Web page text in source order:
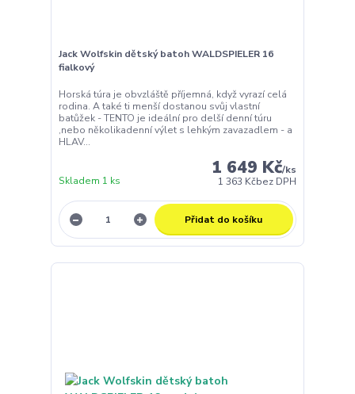
Jack Wolfskin dětský batoh WALDSPIELER 16
fialkový
Horská túra je obvzláště příjemná, když vyrazí celá
rodina. A také ti menší dostanou svůj vlastní
batůžek - TENTO je ideální pro delší denní túru
,nebo několikadenní výlet s lehkým zavazadlem - a
HLAV...
1 649 Kč/ks
1 363 Kčbez DPH
Skladem 1 ks
Přidat do košíku